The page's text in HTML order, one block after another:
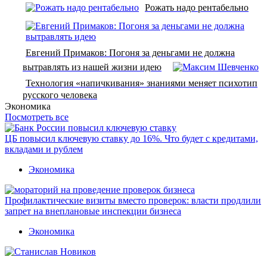
Рожать надо рентабельно
Евгений Примаков: Погоня за деньгами не должна
вытравлять из нашей жизни идею
Технология «напичкивания» знаниями меняет психотип
русского человека
Экономика
Посмотреть все
ЦБ повысил ключевую ставку до 16%. Что будет с кредитами,
вкладами и рублем
Экономика
Профилактические визиты вместо проверок: власти продлили
запрет на внеплановые инспекции бизнеса
Экономика